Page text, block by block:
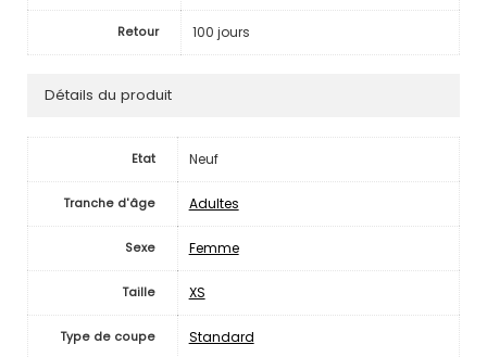
Retour 100 jours
Détails du produit
Etat Neuf
Tranche d'âge Adultes
Sexe Femme
Taille XS
Type de coupe Standard